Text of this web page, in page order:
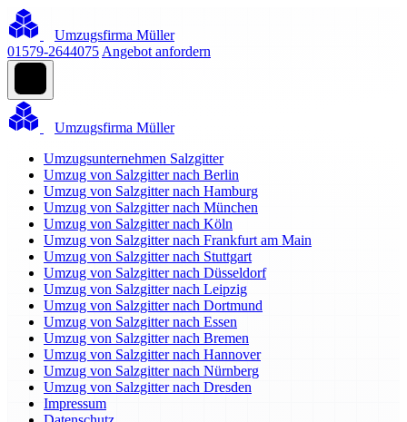
Umzugsfirma Müller
01579-2644075 Angebot anfordern
Umzugsfirma Müller
Umzugsunternehmen Salzgitter
Umzug von Salzgitter nach Berlin
Umzug von Salzgitter nach Hamburg
Umzug von Salzgitter nach München
Umzug von Salzgitter nach Köln
Umzug von Salzgitter nach Frankfurt am Main
Umzug von Salzgitter nach Stuttgart
Umzug von Salzgitter nach Düsseldorf
Umzug von Salzgitter nach Leipzig
Umzug von Salzgitter nach Dortmund
Umzug von Salzgitter nach Essen
Umzug von Salzgitter nach Bremen
Umzug von Salzgitter nach Hannover
Umzug von Salzgitter nach Nürnberg
Umzug von Salzgitter nach Dresden
Impressum